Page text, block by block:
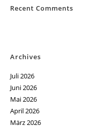
Recent Comments
Archives
Juli 2026
Juni 2026
Mai 2026
April 2026
März 2026